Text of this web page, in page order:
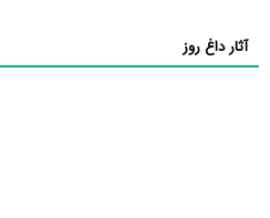
آثار داغ روز